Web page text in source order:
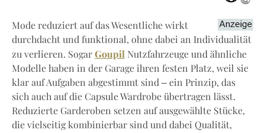
Mode reduziert auf das Wesentliche wirkt
durchdacht und funktional, ohne dabei an Individualität
zu verlieren. Sogar Goupil Nutzfahrzeuge und ähnliche
Modelle haben in der Garage ihren festen Platz, weil sie
klar auf Aufgaben abgestimmt sind – ein Prinzip, das
sich auch auf die Capsule Wardrobe übertragen lässt.
Reduzierte Garderoben setzen auf ausgewählte Stücke,
die vielseitig kombinierbar sind und dabei Qualität,